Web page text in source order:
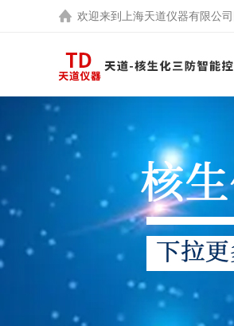
欢迎来到 上海天道仪器有限公司